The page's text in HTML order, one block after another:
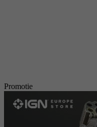
Promotie